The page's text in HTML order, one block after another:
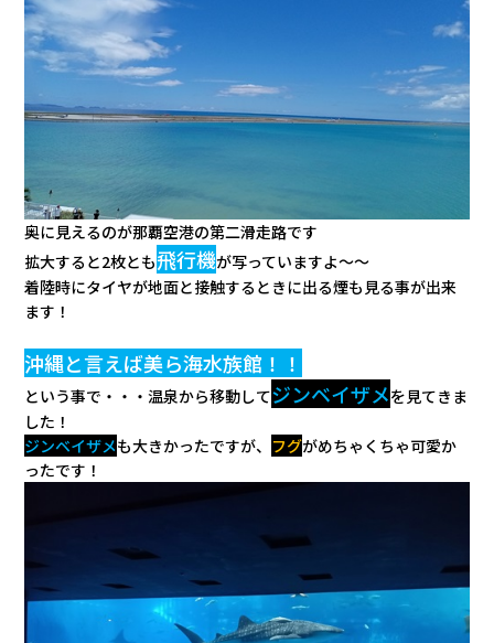
奥に見えるのが那覇空港の第二滑走路です
拡大すると2枚とも飛行機が写っていますよ～～
着陸時にタイヤが地面と接触するときに出る煙も見る事が出来
ます！
沖縄と言えば美ら海水族館！！
という事で・・・温泉から移動してジンベイザメを見てきま
した！
ジンベイザメも大きかったですが、 フグがめちゃくちゃ可愛か
ったです！